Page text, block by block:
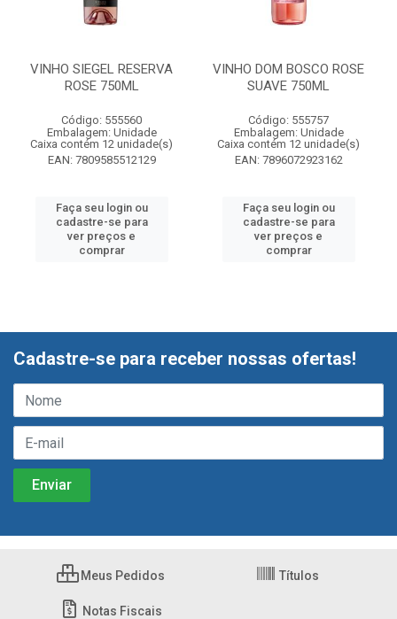
VINHO SIEGEL RESERVA
ROSE 750ML
Código: 555560
Embalagem: Unidade
Caixa contém 12 unidade(s)
EAN: 7809585512129
Faça seu login ou
cadastre-se para
ver preços e
comprar
VINHO DOM BOSCO ROSE
SUAVE 750ML
Código: 555757
Embalagem: Unidade
Caixa contém 12 unidade(s)
EAN: 7896072923162
Faça seu login ou
cadastre-se para
ver preços e
comprar
Cadastre-se para receber nossas ofertas!
Meus Pedidos Títulos
Notas Fiscais